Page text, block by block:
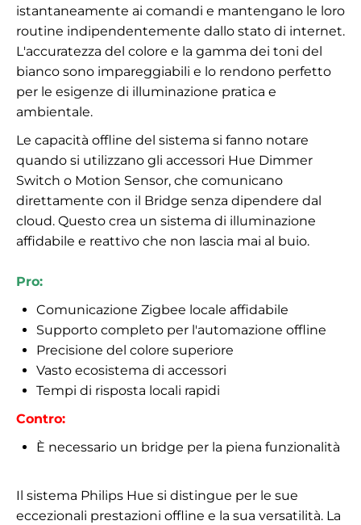
istantaneamente ai comandi e mantengano le loro
routine indipendentemente dallo stato di internet.
L'accuratezza del colore e la gamma dei toni del
bianco sono impareggiabili e lo rendono perfetto
per le esigenze di illuminazione pratica e
ambientale.
Le capacità offline del sistema si fanno notare
quando si utilizzano gli accessori Hue Dimmer
Switch o Motion Sensor, che comunicano
direttamente con il Bridge senza dipendere dal
cloud. Questo crea un sistema di illuminazione
affidabile e reattivo che non lascia mai al buio.
Pro:
Comunicazione Zigbee locale affidabile
Supporto completo per l'automazione offline
Precisione del colore superiore
Vasto ecosistema di accessori
Tempi di risposta locali rapidi
Contro:
È necessario un bridge per la piena funzionalità
Il sistema Philips Hue si distingue per le sue
eccezionali prestazioni offline e la sua versatilità. La